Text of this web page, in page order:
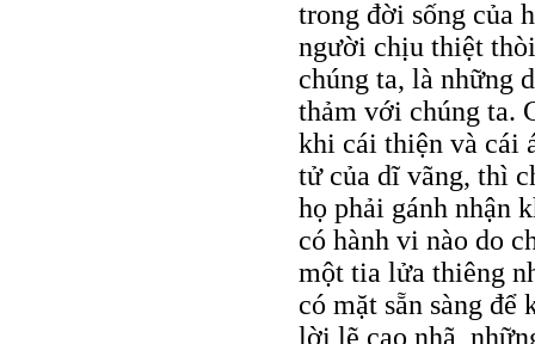
trong đời sống của
người chịu thiệt
chúng ta, là những
thảm với chúng ta.
khi cái thiện và cái
tử của dĩ vãng, thì
họ phải gánh nhận
có hành vi nào do
một tia lửa thiêng
có mặt sẵn sàng
lời lẽ cao nhã,